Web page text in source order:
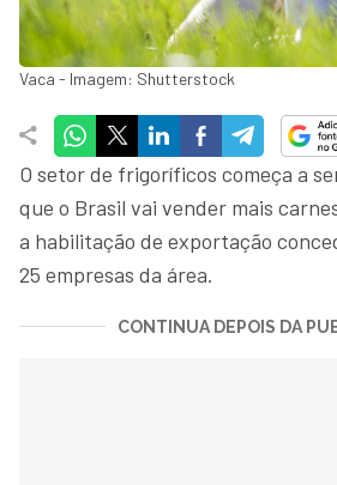
Vaca - Imagem: Shutterstock
O setor de frigoríficos começa a
que o Brasil vai vender mais
a habilitação de exportação
25 empresas da área.
CONTINUA DEPOIS DA